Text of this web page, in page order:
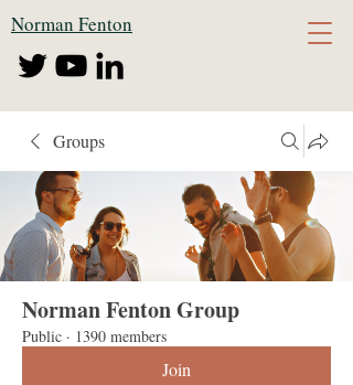
Norman Fenton
Groups
Norman Fenton Group
Public · 1390 members
Join